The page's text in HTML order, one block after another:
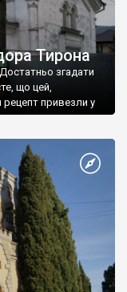
Тирона
згадати
що цей,
рецепт привезли у